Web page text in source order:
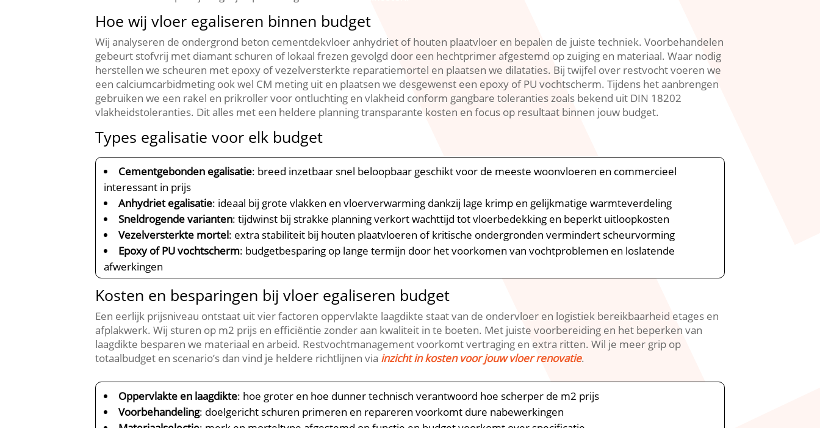
Hoe wij vloer egaliseren binnen budget
Wij analyseren de ondergrond beton cementdekvloer anhydriet of houten plaatvloer en bepalen de juiste techniek.​ Voorbehandelen
gebeurt stofvrij met diamant schuren of lokaal frezen gevolgd door een hechtprimer afgestemd op zuiging en materiaal.​ Waar nodig
herstellen we scheuren met epoxy of vezelversterkte reparatiemortel en plaatsen we dilataties.​ Bij twijfel over restvocht voeren we
een calciumcarbidmeting ook wel CM meting uit en plaatsen we desgewenst een epoxy of PU vochtscherm.​ Tijdens het aanbrengen
gebruiken we een rakel en prikroller voor ontluchting en vlakheid conform gangbare toleranties zoals bekend uit DIN 18202
vlakheidstoleranties.​ Dit alles met een heldere planning transparante kosten en focus op resultaat binnen jouw budget.​
Types egalisatie voor elk budget
Cementgebonden egalisatie: breed inzetbaar snel beloopbaar geschikt voor de meeste woonvloeren en commercieel
interessant in prijs
Anhydriet egalisatie: ideaal bij grote vlakken en vloerverwarming dankzij lage krimp en gelijkmatige warmteverdeling
Sneldrogende varianten: tijdwinst bij strakke planning verkort wachttijd tot vloerbedekking en beperkt uitloopkosten
Vezelversterkte mortel: extra stabiliteit bij houten plaatvloeren of kritische ondergronden vermindert scheurvorming
Epoxy of PU vochtscherm: budgetbesparing op lange termijn door het voorkomen van vochtproblemen en loslatende
afwerkingen
Kosten en besparingen bij vloer egaliseren budget
Een eerlijk prijsniveau ontstaat uit vier factoren oppervlakte laagdikte staat van de ondervloer en logistiek bereikbaarheid etages en
afplakwerk.​ Wij sturen op m2 prijs en efficiëntie zonder aan kwaliteit in te boeten.​ Met juiste voorbereiding en het beperken van
laagdikte besparen we materiaal en arbeid.​ Restvochtmanagement voorkomt vertraging en extra ritten.​ Wil je meer grip op
totaalbudget en scenario’s dan vind je heldere richtlijnen via inzicht in kosten voor jouw vloer renovatie.​
Oppervlakte en laagdikte: hoe groter en hoe dunner technisch verantwoord hoe scherper de m2 prijs
Voorbehandeling: doelgericht schuren primeren en repareren voorkomt dure nabewerkingen